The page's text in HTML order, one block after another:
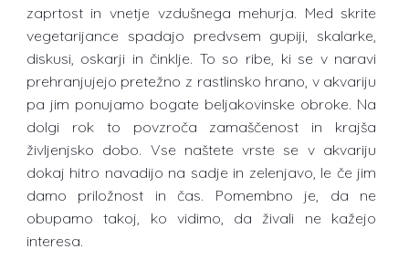
zaprtost in vnetje vzdušnega mehurja. Med skrite
vegetarijance spadajo predvsem gupiji, skalarke,
diskusi, oskarji in činklje. To so ribe, ki se v naravi
prehranjujejo pretežno z rastlinsko hrano, v akvariju
pa jim ponujamo bogate beljakovinske obroke. Na
dolgi rok to povzroča zamaščenost in krajša
življenjsko dobo. Vse naštete vrste se v akvariju
dokaj hitro navadijo na sadje in zelenjavo, le če jim
damo priložnost in čas. Pomembno je, da ne
obupamo takoj, ko vidimo, da živali ne kažejo
interesa.